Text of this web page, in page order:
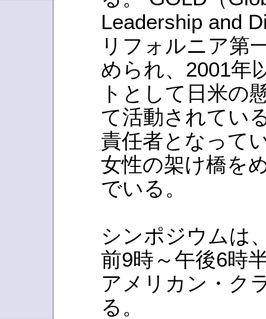
Leadership and
リフォルニア第
められ、2001年
トとして日米の
て活動されてい
責任者となって
女性の架け橋を
でいる。
シンポジウムは
前9時～午後6時
アメリカン・ク
る。